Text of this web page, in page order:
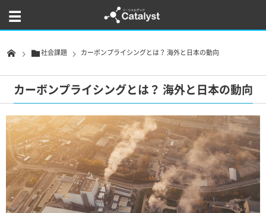
社会課題 カーボンプライシングとは？ 海外と日本の動向
カーボンプライシングとは？ 海外と日本の動向